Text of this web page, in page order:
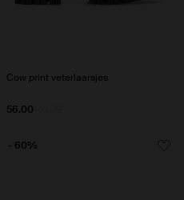
Cow print veterlaarsjes
56.00
- 60%